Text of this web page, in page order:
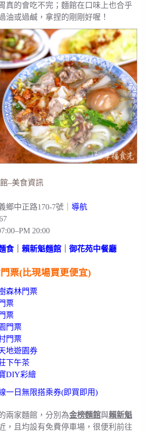
真的會吃不完；麵館在口味上也合乎
油或過鹹，拿捏的剛剛好喔！
–美食資訊
鄉中正路170-7號｜ 導航
20:00
食｜ 賴新魁麵館 御花苑中餐廳
票(比現場買更便宜)
森林門票
票
票
門票
門票
地遊園券
下午茶
DIY彩繪
一日無限搭乘券(即買即用)
兩家麵館，分別為金榜麵館與賴新魁
，且均設有免費停車場，很便利前往